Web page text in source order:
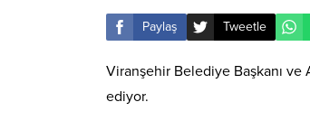
Paylaş Tweetle
Viranşehir Belediye Başkanı ve
ediyor.